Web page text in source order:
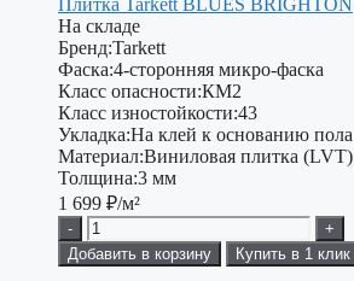
На складе
Бренд:Tarkett
Фаска:4-сторонняя микро-фаска
Класс опасности:КМ2
Класс изностойкости:43
Укладка:На клей к основанию пола
Материал:Виниловая плитка (LVT)
Толщина:3 мм
1 699 ₽/м²
-
+
Добавить в корзину
Купить в 1 клик